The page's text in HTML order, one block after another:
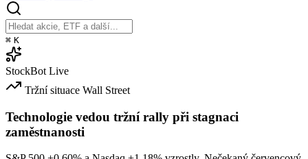
⌘ K
StockBot Live
Tržní situace Wall Street
Technologie vedou tržní rally při stagnaci
zaměstnanosti